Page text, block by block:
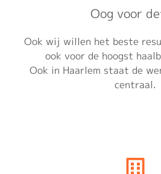
Oog voor
Ook wij willen het beste
ook voor de hoogst
Ook in Haarlem staat de
centraal.